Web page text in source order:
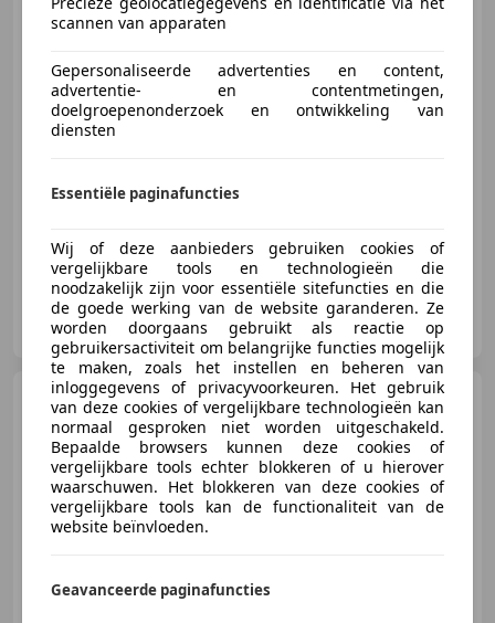
€ 3.690
Autogroothandel Beer van Susteren
NL-6031 RK NEDERWEERT
Chrysler PT Cruiser
Cabrio 2.4i Limited AUTOMAAT!
AIRCO l CRUISE l PDC
scannen van apparaten
Gepersonaliseerde advertenties en content,
advertentie- en contentmetingen,
doelgroepenonderzoek en ontwikkeling van
diensten
Essentiële paginafuncties
Wij of deze aanbieders gebruiken cookies of
vergelijkbare tools en technologieën die
noodzakelijk zijn voor essentiële sitefuncties en die
de goede werking van de website garanderen. Ze
worden doorgaans gebruikt als reactie op
gebruikersactiviteit om belangrijke functies mogelijk
te maken, zoals het instellen en beheren van
inloggegevens of privacyvoorkeuren. Het gebruik
van deze cookies of vergelijkbare technologieën kan
normaal gesproken niet worden uitgeschakeld.
Bepaalde browsers kunnen deze cookies of
vergelijkbare tools echter blokkeren of u hierover
waarschuwen. Het blokkeren van deze cookies of
vergelijkbare tools kan de functionaliteit van de
website beïnvloeden.
Geavanceerde paginafuncties